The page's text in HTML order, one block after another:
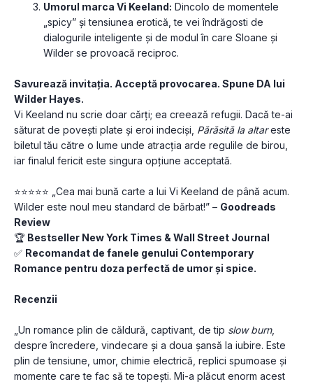
Umorul marca Vi Keeland: Dincolo de momentele
„spicy” și tensiunea erotică, te vei îndrăgosti de
dialogurile inteligente și de modul în care Sloane și
Wilder se provoacă reciproc.
Savurează invitația. Acceptă provocarea. Spune DA lui
Wilder Hayes.
Vi Keeland nu scrie doar cărți; ea creează refugii. Dacă te-ai
săturat de povești plate și eroi indeciși, Părăsită la altar este
biletul tău către o lume unde atracția arde regulile de birou,
iar finalul fericit este singura opțiune acceptată.
⭐⭐⭐⭐⭐ „Cea mai bună carte a lui Vi Keeland de până acum.
Wilder este noul meu standard de bărbat!” – Goodreads
Review
🏆 Bestseller New York Times & Wall Street Journal
✅ Recomandat de fanele genului Contemporary
Romance pentru doza perfectă de umor și spice.
Recenzii
„Un romance plin de căldură, captivant, de tip slow burn,
despre încredere, vindecare și a doua șansă la iubire. Este
plin de tensiune, umor, chimie electrică, replici spumoase și
momente care te fac să te topești. Mi-a plăcut enorm acest